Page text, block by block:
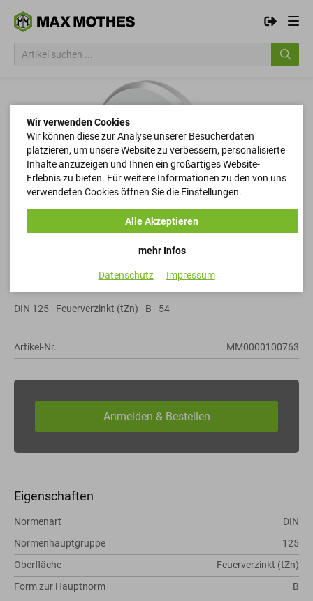
DIN 125 - Feuerverzinkt (tZn) - B - 54
Artikel-Nr. MM0000100763
Eigenschaften
Normenart
DIN
Normenhauptgruppe
125
Oberfläche
Feuerverzinkt (tZn)
Form zur Hauptnorm
B
Wir verwenden Cookies
Wir können diese zur Analyse unserer Besucherdaten
platzieren, um unsere Website zu verbessern, personalisierte
Inhalte anzuzeigen und Ihnen ein großartiges Website-
Erlebnis zu bieten. Für weitere Informationen zu den von uns
verwendeten Cookies öffnen Sie die Einstellungen.
mehr Infos
Alle Akzeptieren
Datenschutz Impressum